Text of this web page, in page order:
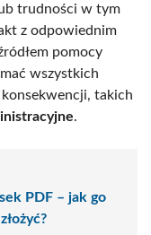
trudności w tym
z odpowiednim
pomocy
wszystkich
takich
.
PDF – jak go